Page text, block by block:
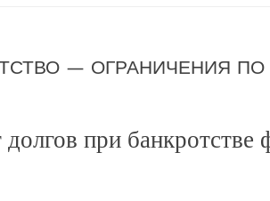
— ОГРАНИЧЕНИЯ
при банкротстве